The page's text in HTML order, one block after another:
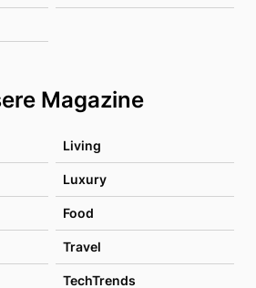
Magazine
Living
Luxury
Food
Travel
TechTrends